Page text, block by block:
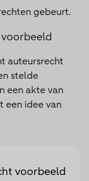
gebeurt.
auteursrecht
stelde
een akte van
een idee van
voorbeeld